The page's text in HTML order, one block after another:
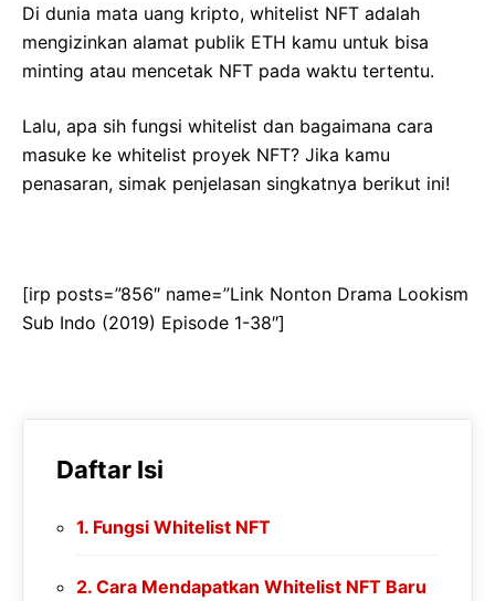
Di dunia mata uang kripto, whitelist NFT adalah
mengizinkan alamat publik ETH kamu untuk bisa
minting atau mencetak NFT pada waktu tertentu.
Lalu, apa sih fungsi whitelist dan bagaimana cara
masuke ke whitelist proyek NFT? Jika kamu
penasaran, simak penjelasan singkatnya berikut ini!
[irp posts=”856″ name=”Link Nonton Drama Lookism
Sub Indo (2019) Episode 1-38″]
Daftar Isi
Fungsi Whitelist NFT
Cara Mendapatkan Whitelist NFT Baru